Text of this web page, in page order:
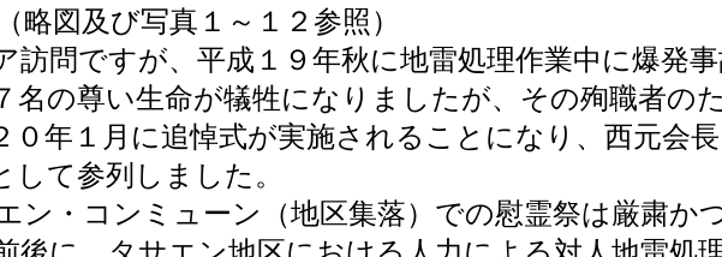
略図及び写真１～１２参照）
問ですが、平成１９年秋に地雷処理作業中に爆発
名の尊い生命が犠牲になりましたが、その殉職者の
０年１月に追悼式が実施されることになり、西元会
て参列しました。
・コンミューン（地区集落）での慰霊祭は厳粛か